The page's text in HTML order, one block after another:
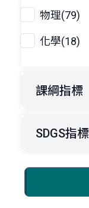
物理(79)
化學(18)
課綱指標
SDGS指標